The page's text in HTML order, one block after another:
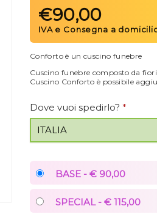
€90,00
Conforto è un cuscino funebre
Cuscino funebre composto da
Cuscino Conforto è possibile
Dove vuoi spedirlo? *
BASE - € 90,00
SPECIAL - € 115,00